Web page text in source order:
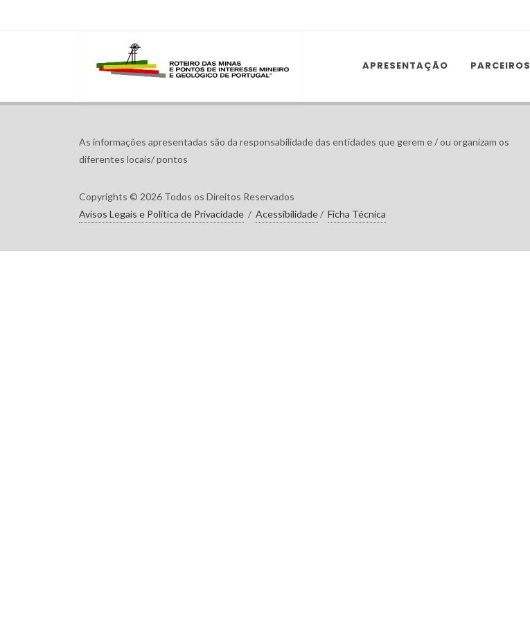
APRESENTAÇÃO PARCEIROS
As informações apresentadas são da responsabilidade das entidades que gerem e / ou organizam os
diferentes locais/ pontos
Copyrights © 2026 Todos os Direitos Reservados
Avisos Legais e Política de Privacidade / Acessibilidade/ Ficha Técnica